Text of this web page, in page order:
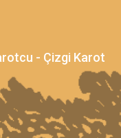
- Çizgi Karot